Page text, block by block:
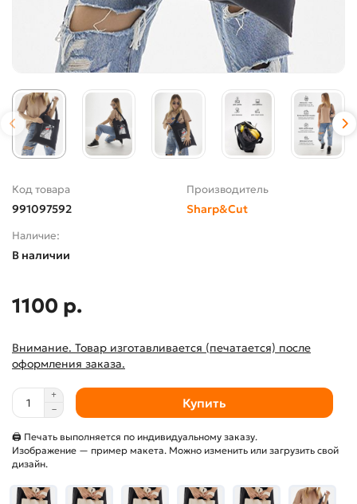
Код товара
991097592
Производитель
Sharp&Cut
Наличие:
В наличии
1100 р.
Внимание. Товар изготавливается (печатается) после
оформления заказа.
Купить
🖨 Печать выполняется по индивидуальному заказу.
Изображение — пример макета. Можно изменить или загрузить свой
дизайн.